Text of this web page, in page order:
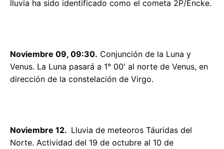
lluvia ha sido identificado como el cometa 2P/Encke.
Noviembre 09, 09:30. Conjunción de la Luna y
Venus. La Luna pasará a 1° 00′ al norte de Venus, en
dirección de la constelación de Virgo.
Noviembre 12. Lluvia de meteoros Táuridas del
Norte. Actividad del 19 de octubre al 10 de